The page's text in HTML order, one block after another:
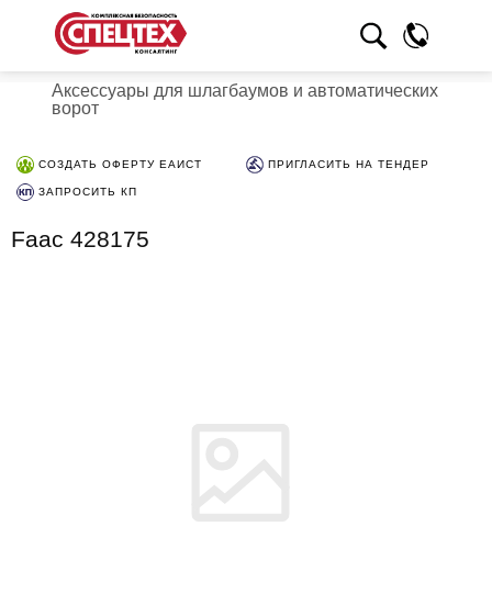
Аксессуары для шлагбаумов и автоматических
ворот
СОЗДАТЬ ОФЕРТУ ЕАИСТ ПРИГЛАСИТЬ НА ТЕНДЕР
ЗАПРОСИТЬ КП
Faac 428175